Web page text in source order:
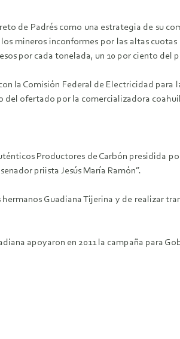
de Padrés como una estrategia de su
mineros inconformes por las altas
por cada tonelada, un 10 por ciento
la Comisión Federal de Electricidad
ofertado por la comercializadora
Productores de Carbón presidida
priista Jesús María Ramón”.
Guadiana Tijerina y de realizar
apoyaron en 2011 la campaña para